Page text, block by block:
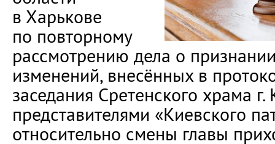
в Харькове
по повторному
рассмотрению дела о
изменений, внесённых в
заседания Сретенского храма г.
представителями «Киевского
относительно смены главы